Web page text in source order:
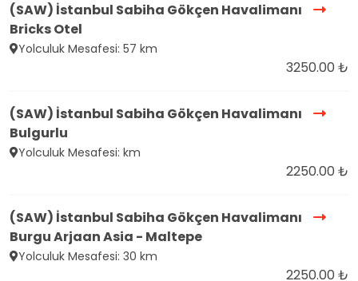
(SAW) İstanbul Sabiha Gökçen Havalimanı
Bricks Otel
Yolculuk Mesafesi: 57 km
3250.00 ₺
(SAW) İstanbul Sabiha Gökçen Havalimanı
Bulgurlu
Yolculuk Mesafesi: km
2250.00 ₺
(SAW) İstanbul Sabiha Gökçen Havalimanı
Burgu Arjaan Asia - Maltepe
Yolculuk Mesafesi: 30 km
2250.00 ₺